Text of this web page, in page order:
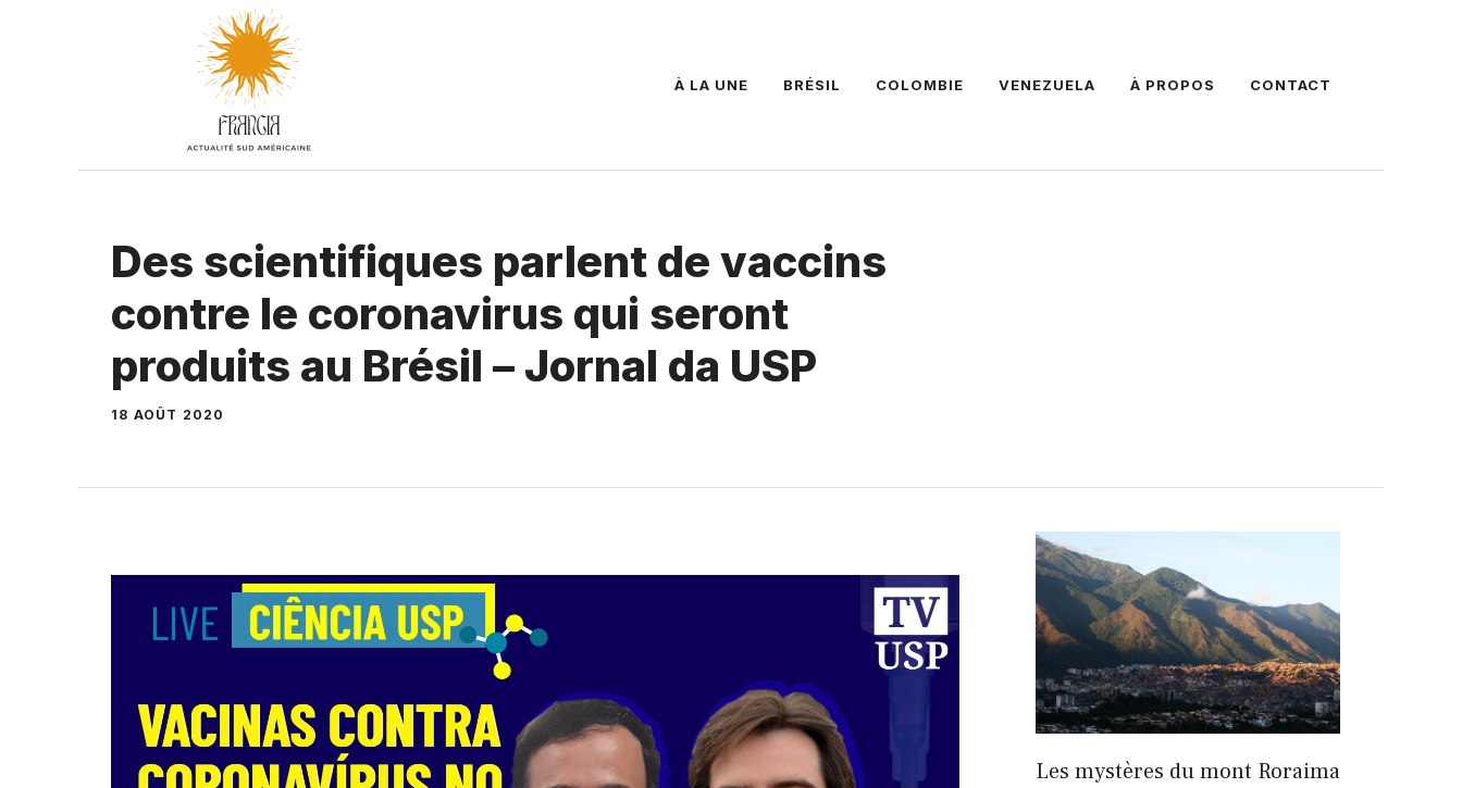
À LA UNE BRÉSIL COLOMBIE VENEZUELA À PROPOS CONTACT
Des scientifiques parlent de vaccins
contre le coronavirus qui seront
produits au Brésil – Jornal da USP
18 AOÛT 2020
Les mystères du mont Roraima